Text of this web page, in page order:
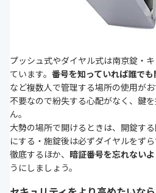
プッシュ式やダイヤル式は南京錠・
ています。 番号を知っていれば誰で
など複数人で管理する場所の使用が
不要なので紛失する心配がなく、鍵
ん。
大勢の場所で開けるときは、開錠す
にする・施錠後は必ずダイヤルをず
徹底するほか、 暗証番号を忘れないよ
うにしましょう。